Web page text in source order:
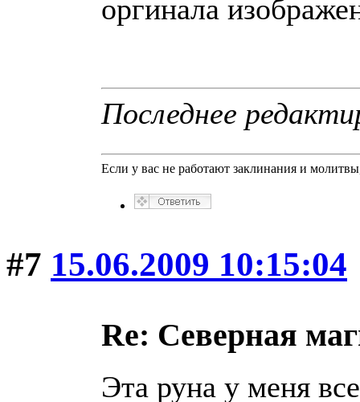
оргинала
Последнее
Если у вас не работают заклинания и
#7 15.06.2009 10:15:04
Re: Северная
Эта руна у меня